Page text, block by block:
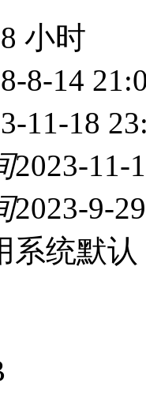
小时
8-14
11-18
2023-11-
2023-9-
系统默认